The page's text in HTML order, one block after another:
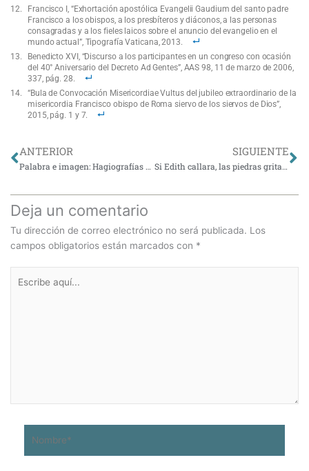
Francisco I, “Exhortación apostólica Evangelii Gaudium del santo padre
Francisco a los obispos, a los presbíteros y diáconos, a las personas
consagradas y a los fieles laicos sobre el anuncio del evangelio en el
mundo actual”, Tipografía Vaticana, 2013.
Benedicto XVI, “Discurso a los participantes en un congreso con ocasión
del 40° Aniversario del Decreto Ad Gentes”, AAS 98, 11 de marzo de 2006,
337, pág. 28.
“Bula de Convocación Misericordiae Vultus del jubileo extraordinario de la
misericordia Francisco obispo de Roma siervo de los siervos de Dios”,
2015, pág. 1 y 7.
Ant
ANTERIOR
Palabra e imagen: Hagiografías de santas
SIGUIENTE
Si Edith callara, las piedras gritarían
Deja un comentario
Tu dirección de correo electrónico no será publicada. Los
campos obligatorios están marcados con *
aquí...